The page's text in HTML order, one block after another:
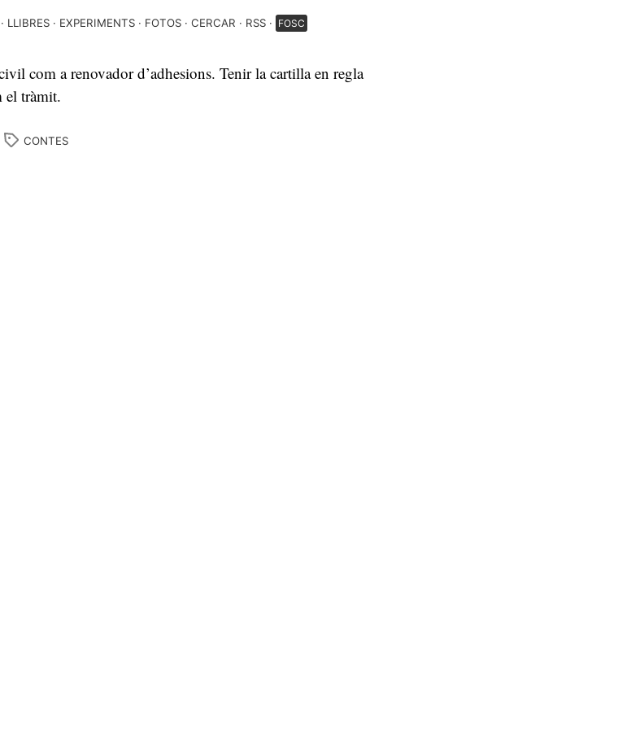
LLIBRES EXPERIMENTS FOTOS CERCAR RSS FOSC
com a renovador d’adhesions. Tenir la cartilla en regla
el tràmit.
CONTES